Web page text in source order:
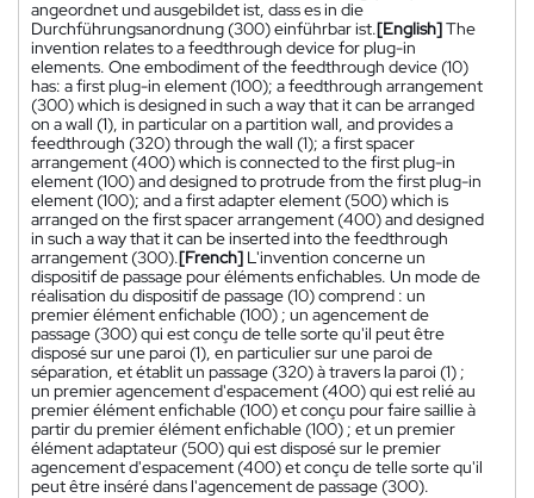
angeordnet und ausgebildet ist, dass es in die
Durchführungsanordnung (300) einführbar ist.[English]The
invention relates to a feedthrough device for plug-in
elements. One embodiment of the feedthrough device (10)
has: a first plug-in element (100); a feedthrough arrangement
(300) which is designed in such a way that it can be arranged
on a wall (1), in particular on a partition wall, and provides a
feedthrough (320) through the wall (1); a first spacer
arrangement (400) which is connected to the first plug-in
element (100) and designed to protrude from the first plug-in
element (100); and a first adapter element (500) which is
arranged on the first spacer arrangement (400) and designed
in such a way that it can be inserted into the feedthrough
arrangement (300).[French] L'invention concerne un
dispositif de passage pour éléments enfichables. Un mode de
réalisation du dispositif de passage (10) comprend : un
premier élément enfichable (100) ; un agencement de
passage (300) qui est conçu de telle sorte qu'il peut être
disposé sur une paroi (1), en particulier sur une paroi de
séparation, et établit un passage (320) à travers la paroi (1) ;
un premier agencement d'espacement (400) qui est relié au
premier élément enfichable (100) et conçu pour faire saillie à
partir du premier élément enfichable (100) ; et un premier
élément adaptateur (500) qui est disposé sur le premier
agencement d'espacement (400) et conçu de telle sorte qu'il
peut être inséré dans l'agencement de passage (300).